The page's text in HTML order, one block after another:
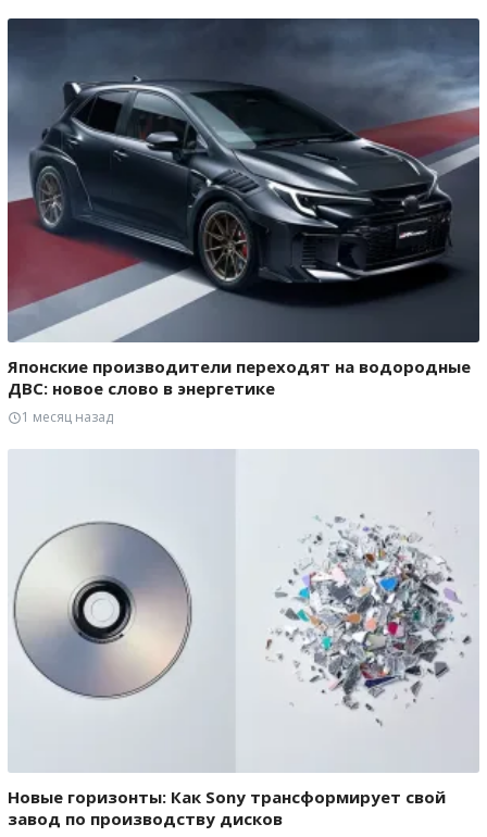
Японские производители переходят на водородные
ДВС: новое слово в энергетике
1 месяц назад
Новые горизонты: Как Sony трансформирует свой
завод по производству дисков